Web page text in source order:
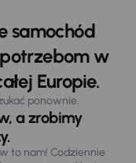
samochód
w
Europie.
ponownie.
a zrobimy
to nam! Codziennie